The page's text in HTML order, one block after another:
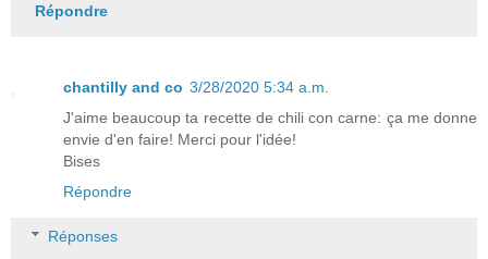
Répondre
chantilly and co 3/28/2020 5:34 a.m.
J'aime beaucoup ta recette de chili con carne: ça me donne
envie d'en faire! Merci pour l'idée!
Bises
Répondre
Réponses